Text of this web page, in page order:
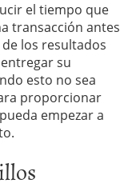
el tiempo que
transacción antes
los resultados
su
esto no sea
proporcionar
empezar a